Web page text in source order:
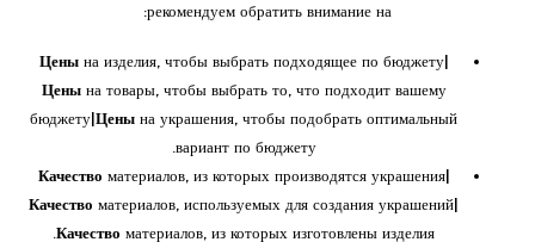
рекомендуем обратить внимание на:
Ценына изделия, чтобы выбрать подходящее по бюджету|
Ценына товары, чтобы выбрать то, что подходит вашему
бюджету|Цены на украшения, чтобы подобрать оптимальный
вариант по бюджету.
Качество материалов, из которых производятся украшения|
Качество материалов, используемых для создания украшений|
Качество материалов, из которых изготовлены изделия.